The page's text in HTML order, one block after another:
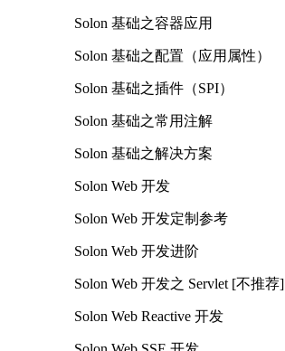
Solon 基础之容器应用
Solon 基础之配置（应用属性）
Solon 基础之插件（SPI）
Solon 基础之常用注解
Solon 基础之解决方案
Solon Web 开发
Solon Web 开发定制参考
Solon Web 开发进阶
Solon Web 开发之 Servlet [不推荐]
Solon Web Reactive 开发